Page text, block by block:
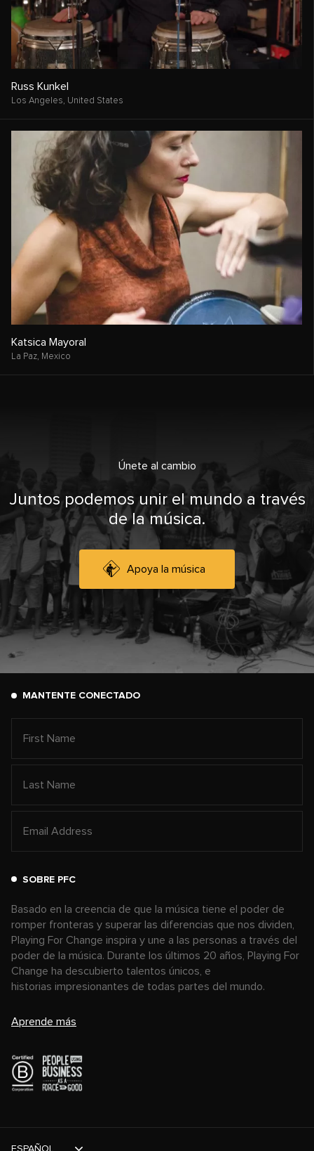
Russ Kunkel
Los Angeles, United States
Katsica Mayoral
La Paz, Mexico
Únete al cambio
Juntos podemos unir el mundo a través
de la música.
Apoya la música
MANTENTE CONECTADO
SOBRE PFC
Basado en la creencia de que la música tiene el poder de
romper fronteras y superar las diferencias que nos dividen,
Playing For Change inspira y une a las personas a través del
poder de la música. Durante los últimos 20 años, Playing For
Change ha descubierto talentos únicos, e
historias impresionantes de todas partes del mundo.
Aprende más
ESPAÑOL